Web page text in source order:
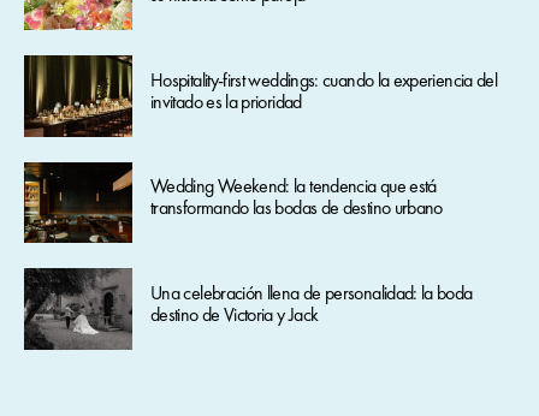
Hospitality-first weddings: cuando la experiencia del
invitado es la prioridad
Wedding Weekend: la tendencia que está
transformando las bodas de destino urbano
Una celebración llena de personalidad: la boda
destino de Victoria y Jack